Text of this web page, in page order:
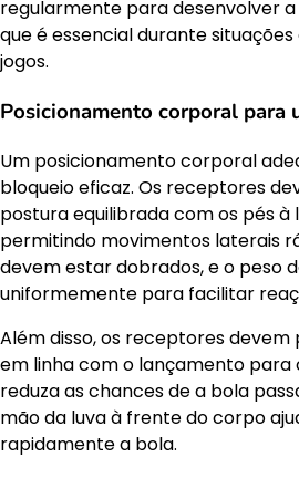
regularmente para desenvolver
que é essencial durante
jogos.
Posicionamento corporal para
Um posicionamento corporal
bloqueio eficaz. Os receptores
postura equilibrada com os pés à
permitindo movimentos laterais
devem estar dobrados, e o peso
uniformemente para facilitar
Além disso, os receptores
em linha com o lançamento
reduza as chances de a bola
mão da luva à frente do corpo
rapidamente a bola.